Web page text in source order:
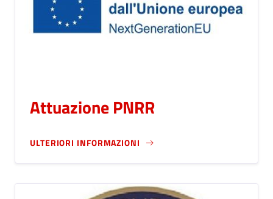
Attuazione PNRR
ULTERIORI INFORMAZIONI